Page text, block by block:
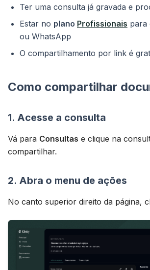
Ter uma consulta já gravada e
Estar no plano Profissionais para
ou WhatsApp
O compartilhamento por link é
Como compartilhar
1. Acesse a consulta
Vá para Consultas e clique na
compartilhar.
2. Abra o menu de ações
No canto superior direito da página,